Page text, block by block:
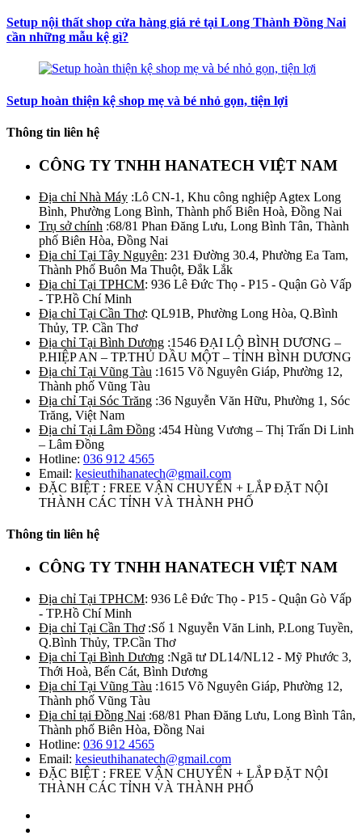
Setup nội thất shop cửa hàng giá rẻ tại Long Thành Đồng Nai
cần những mẫu kệ gì?
Setup hoàn thiện kệ shop mẹ và bé nhỏ gọn, tiện lợi
Thông tin liên hệ
CÔNG TY TNHH HANATECH VIỆT NAM
Địa chỉ Nhà Máy :Lô CN-1, Khu công nghiệp Agtex Long
Bình, Phường Long Bình, Thành phố Biên Hoà, Đồng Nai
Trụ sở chính :68/81 Phan Đăng Lưu, Long Bình Tân, Thành
phố Biên Hòa, Đồng Nai
Địa chỉ Tại Tây Nguyên: 231 Đường 30.4, Phường Ea Tam,
Thành Phố Buôn Ma Thuột, Đắk Lắk
Địa chỉ Tại TPHCM: 936 Lê Đức Thọ - P15 - Quận Gò Vấp
- TP.Hồ Chí Minh
Địa chỉ Tại Cần Thơ: QL91B, Phường Long Hòa, Q.Bình
Thủy, TP. Cần Thơ
Địa chỉ Tại Bình Dương :1546 ĐẠI LỘ BÌNH DƯƠNG –
P.HIỆP AN – TP.THỦ DẦU MỘT – TỈNH BÌNH DƯƠNG
Địa chỉ Tại Vũng Tàu :1615 Võ Nguyên Giáp, Phường 12,
Thành phố Vũng Tàu
Địa chỉ Tại Sóc Trăng :36 Nguyễn Văn Hữu, Phường 1, Sóc
Trăng, Việt Nam
Địa chỉ Tại Lâm Đồng :454 Hùng Vương – Thị Trấn Di Linh
– Lâm Đồng
Hotline: 036 912 4565
Email: kesieuthihanatech@gmail.com
ĐẶC BIỆT : FREE VẬN CHUYỂN + LẮP ĐẶT NỘI
THÀNH CÁC TỈNH VÀ THÀNH PHỐ
Thông tin liên hệ
CÔNG TY TNHH HANATECH VIỆT NAM
Địa chỉ Tại TPHCM: 936 Lê Đức Thọ - P15 - Quận Gò Vấp
- TP.Hồ Chí Minh
Địa chỉ Tại Cần Thơ:Số 1 Nguyễn Văn Linh, P.Long Tuyền,
Q.Bình Thủy, TP.Cần Thơ
Địa chỉ Tại Bình Dương :Ngã tư DL14/NL12 - Mỹ Phước 3,
Thới Hoà, Bến Cát, Bình Dương
Địa chỉ Tại Vũng Tàu :1615 Võ Nguyên Giáp, Phường 12,
Thành phố Vũng Tàu
Địa chỉ tại Đồng Nai :68/81 Phan Đăng Lưu, Long Bình Tân,
Thành phố Biên Hòa, Đồng Nai
Hotline: 036 912 4565
Email: kesieuthihanatech@gmail.com
ĐẶC BIỆT : FREE VẬN CHUYỂN + LẮP ĐẶT NỘI
THÀNH CÁC TỈNH VÀ THÀNH PHỐ